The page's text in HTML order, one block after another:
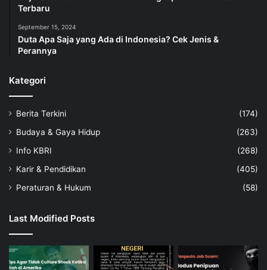
Terbaru
September 15, 2024
Duta Apa Saja yang Ada di Indonesia? Cek Jenis &
Perannya
Kategori
Berita Terkini
(174)
Budaya & Gaya Hidup
(263)
Info KBRI
(268)
Karir & Pendidikan
(405)
Peraturan & Hukum
(58)
Last Modified Posts